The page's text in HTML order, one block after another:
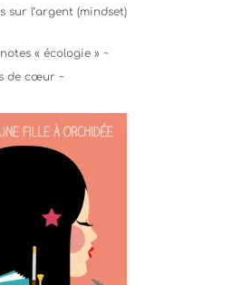
sur l’argent (mindset)
« écologie » ~
de cœur ~